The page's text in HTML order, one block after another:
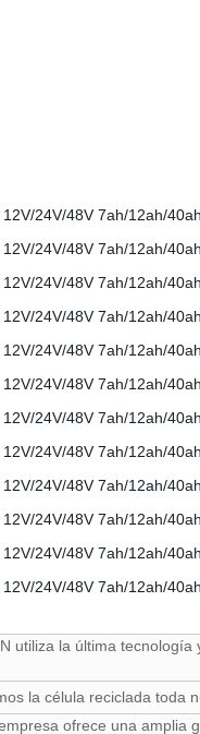
utiliza la última
la célula reciclada toda
ofrece una amplia